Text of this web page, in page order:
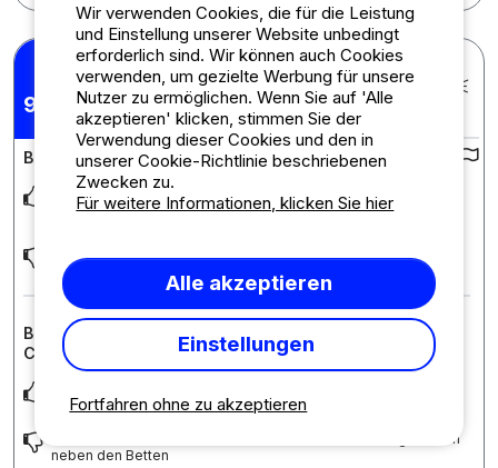
9,08 /10
Pietro I.
Veröffentlicht am 04.08.2026
pro Aufenthalt : 25/07/2026 -
01/08/2026
Bewertung des Campingplatzes :
Außerordentlich freundliche Mitarbeiter, Sauber und tolle
Bepflanzung & Shows. Toller Strand
Käsereibe fehlt 😉
Bewertung der Unterkunft : Cabane de la Réserve
COLLECTION
Größe Terrasse, Kühlschrank Tür umschrauben. Geringer Raum
neben den Betten
Fortfahren ohne zu akzeptieren
Wir verwenden Cookies, die für die Leistung
und Einstellung unserer Website unbedingt
erforderlich sind. Wir können auch Cookies
verwenden, um gezielte Werbung für unsere
Nutzer zu ermöglichen. Wenn Sie auf 'Alle
akzeptieren' klicken, stimmen Sie der
Verwendung dieser Cookies und den in
unserer Cookie-Richtlinie beschriebenen
Zwecken zu.
Für weitere Informationen, klicken Sie hier
Alle akzeptieren
Einstellungen